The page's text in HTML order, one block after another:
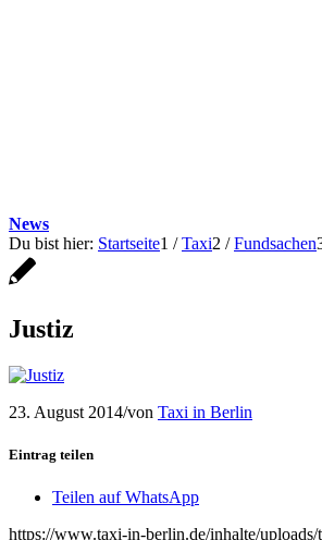
News
Du bist hier: Startseite1 / Taxi2 / Fundsachen
Justiz
23. August 2014/von Taxi in Berlin
Eintrag teilen
Teilen auf WhatsApp
https://www.taxi-in-berlin.de/inhalte/